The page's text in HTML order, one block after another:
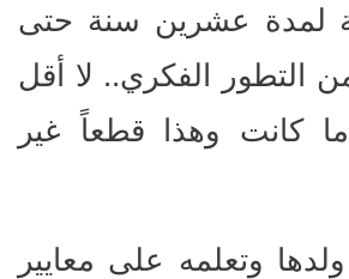
لمدة عشرين سنة حتى
التطور الفكري.. لا أقل
كانت وهذا قطعاً غير
وتعلمه على معايير